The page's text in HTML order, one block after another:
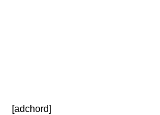
[adchord]